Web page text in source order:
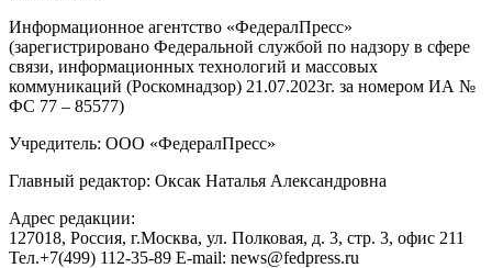
Информационное агентство «ФедералПресс»
(зарегистрировано Федеральной службой по надзору в сфере
связи, информационных технологий и массовых
коммуникаций (Роскомнадзор) 21.07.2023г. за номером ИА №
ФС 77 – 85577)
Учредитель: ООО «ФедералПресс»
Главный редактор: Оксак Наталья Александровна
Адрес редакции:
127018, Россия, г.Москва, ул. Полковая, д. 3, стр. 3, офис 211
Тел.+7(499) 112-35-89 E-mail: news@fedpress.ru